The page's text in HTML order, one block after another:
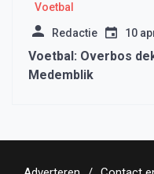
Voetbal
Redactie 10
Voetbal: Overbos
Medemblik